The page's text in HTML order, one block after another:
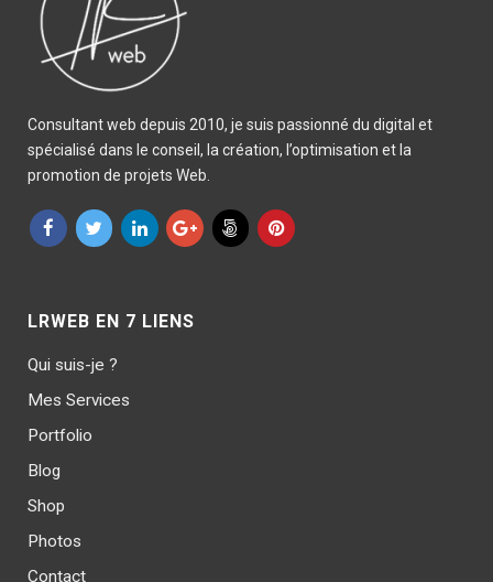
Consultant web depuis 2010, je suis passionné du digital et
spécialisé dans le conseil, la création, l’optimisation et la
promotion de projets Web.
LRWEB EN 7 LIENS
Qui suis-je ?
Mes Services
Portfolio
Blog
Shop
Photos
Contact